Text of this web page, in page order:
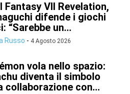
Fantasy VII Revelation,
difende i giochi
“Sarebbe un...
Russo - 4 Agosto 2026
vola nello spazio:
diventa il simbolo
collaborazione con...